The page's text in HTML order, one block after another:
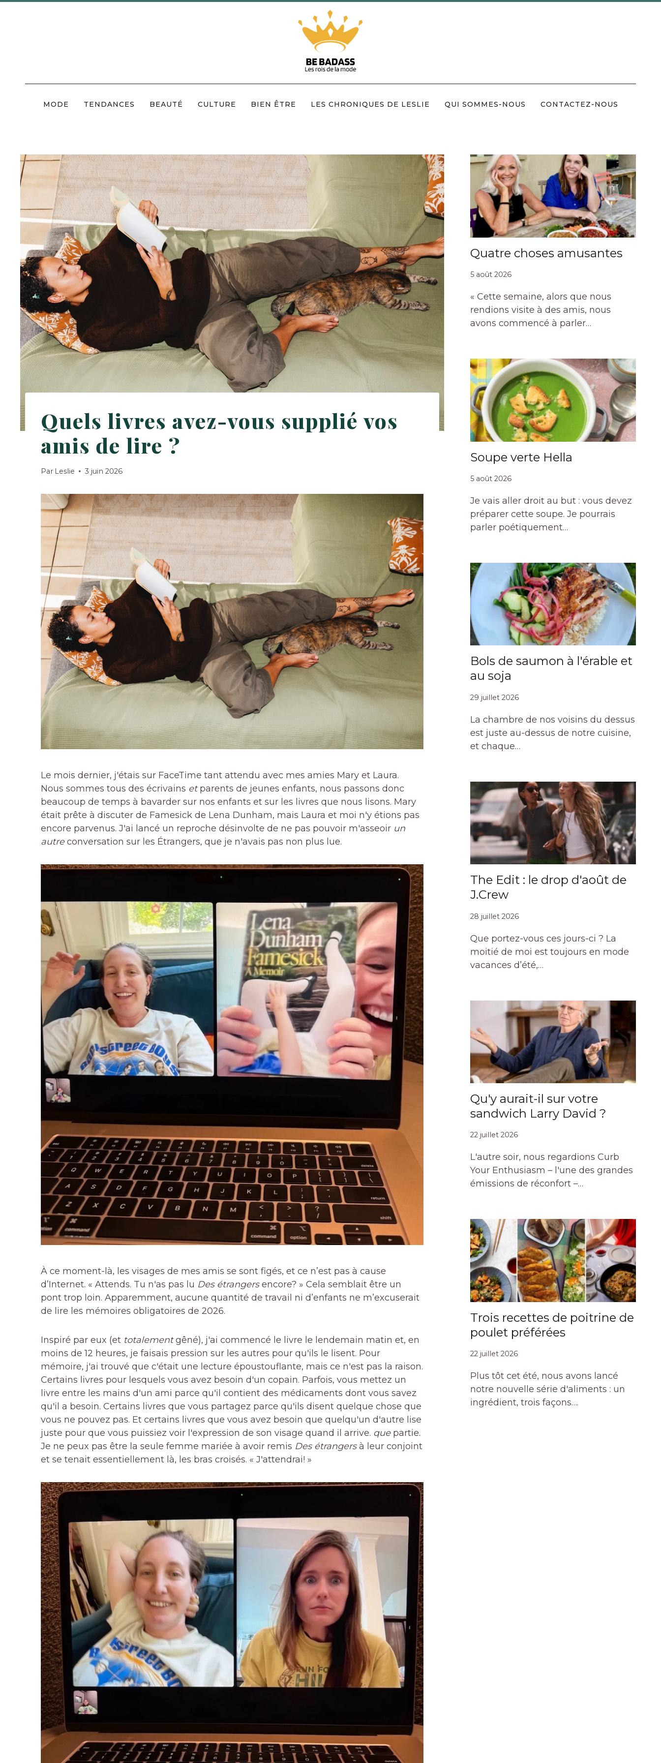
MODE TENDANCES BEAUTÉ CULTURE BIEN ÊTRE LES CHRONIQUES DE LESLIE QUI SOMMES-NOUS CONTACTEZ-NOUS
Quels livres avez-vous supplié vos
amis de lire ?
Par Leslie 3 juin 2026
Le mois dernier, j'étais sur FaceTime tant attendu avec mes amies Mary et Laura.
Nous sommes tous des écrivains etparents de jeunes enfants, nous passons donc
beaucoup de temps à bavarder sur nos enfants et sur les livres que nous lisons. Mary
était prête à discuter de Famesick de Lena Dunham, mais Laura et moi n'y étions pas
encore parvenus. J'ai lancé un reproche désinvolte de ne pas pouvoir m'asseoir un
autreconversation sur les Étrangers, que je n'avais pas non plus lue.
À ce moment-là, les visages de mes amis se sont figés, et ce n’est pas à cause
d’Internet. « Attends. Tu n'as pas lu Des étrangersencore? » Cela semblait être un
pont trop loin. Apparemment, aucune quantité de travail ni d’enfants ne m’excuserait
de lire les mémoires obligatoires de 2026.
Inspiré par eux (et totalementgêné), j'ai commencé le livre le lendemain matin et, en
moins de 12 heures, je faisais pression sur les autres pour qu'ils le lisent. Pour
mémoire, j'ai trouvé que c'était une lecture époustouflante, mais ce n'est pas la raison.
Certains livres pour lesquels vous avez besoin d'un copain. Parfois, vous mettez un
livre entre les mains d'un ami parce qu'il contient des médicaments dont vous savez
qu'il a besoin. Certains livres que vous partagez parce qu'ils disent quelque chose que
vous ne pouvez pas. Et certains livres que vous avez besoin que quelqu'un d'autre lise
juste pour que vous puissiez voir l'expression de son visage quand il arrive. quepartie.
Je ne peux pas être la seule femme mariée à avoir remis Des étrangersà leur conjoint
et se tenait essentiellement là, les bras croisés. « J'attendrai! »
Quatre choses amusantes
5 août 2026
« Cette semaine, alors que nous
rendions visite à des amis, nous
avons commencé à parler…
Soupe verte Hella
5 août 2026
Je vais aller droit au but : vous devez
préparer cette soupe. Je pourrais
parler poétiquement…
Bols de saumon à l'érable et
au soja
29 juillet 2026
La chambre de nos voisins du dessus
est juste au-dessus de notre cuisine,
et chaque…
The Edit : le drop d'août de
J.Crew
28 juillet 2026
Que portez-vous ces jours-ci ? La
moitié de moi est toujours en mode
vacances d’été,…
Qu'y aurait-il sur votre
sandwich Larry David ?
22 juillet 2026
L'autre soir, nous regardions Curb
Your Enthusiasm – l'une des grandes
émissions de réconfort –…
Trois recettes de poitrine de
poulet préférées
22 juillet 2026
Plus tôt cet été, nous avons lancé
notre nouvelle série d'aliments : un
ingrédient, trois façons….